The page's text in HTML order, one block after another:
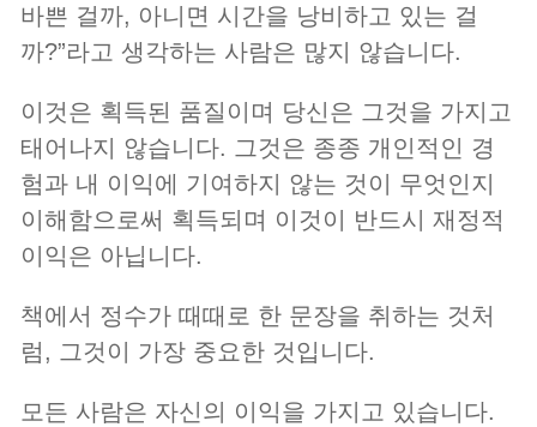
바쁜 걸까, 아니면 시간을 낭비하고 있는 걸
까?”라고 생각하는 사람은 많지 않습니다.
이것은 획득된 품질이며 당신은 그것을 가지고
태어나지 않습니다. 그것은 종종 개인적인 경
험과 내 이익에 기여하지 않는 것이 무엇인지
이해함으로써 획득되며 이것이 반드시 재정적
이익은 아닙니다.
책에서 정수가 때때로 한 문장을 취하는 것처
럼, 그것이 가장 중요한 것입니다.
모든 사람은 자신의 이익을 가지고 있습니다.